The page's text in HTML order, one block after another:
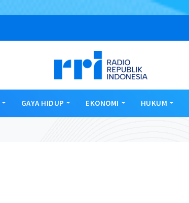
GAYA HIDUP EKONOMI HUKUM